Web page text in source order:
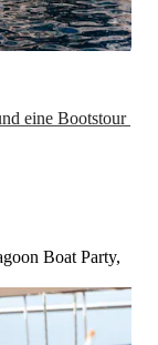
eine Bootstour
Boat Party,